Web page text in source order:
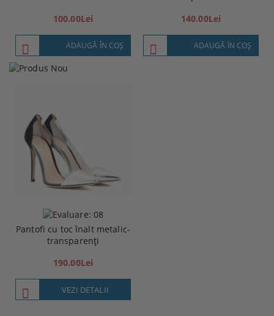
100.00Lei
ADAUGĂ ÎN COŞ
140.00Lei
ADAUGĂ ÎN COŞ
Pantofi cu toc înalt metalic-
transparenți
190.00Lei
VEZI DETALII